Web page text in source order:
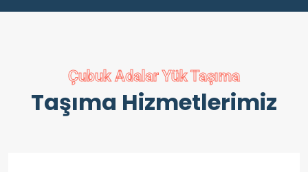
Çubuk Adalar Yük Taşıma
Taşıma Hizmetlerimiz